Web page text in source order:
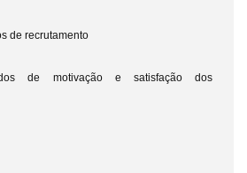
de recrutamento
de motivação e satisfação dos